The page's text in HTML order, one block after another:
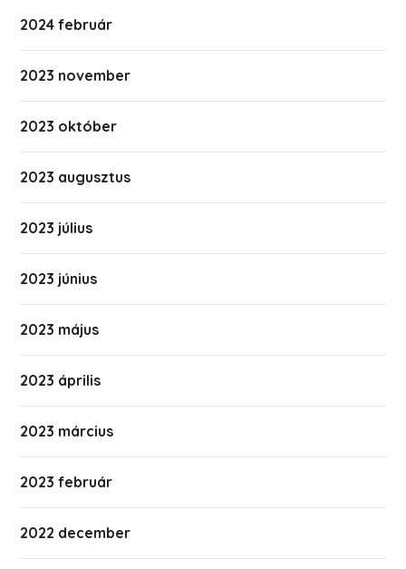
2024 február
2023 november
2023 október
2023 augusztus
2023 július
2023 június
2023 május
2023 április
2023 március
2023 február
2022 december